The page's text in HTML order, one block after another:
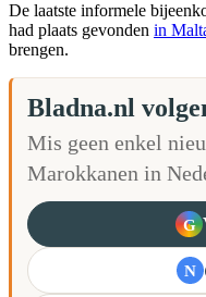
De laatste informele
had plaats gevonden in
brengen.
Bladna.nl
Mis geen enkel
Marokkanen in
G
N